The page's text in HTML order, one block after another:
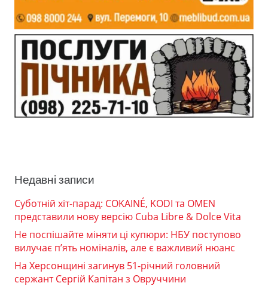
Недавні записи
Суботній хіт-парад: COKAINÉ, KODI та OMEN
представили нову версію Cuba Libre & Dolce Vita
Не поспішайте міняти ці купюри: НБУ поступово
вилучає п’ять номіналів, але є важливий нюанс
На Херсонщині загинув 51-річний головний
сержант Сергій Капітан з Овруччини